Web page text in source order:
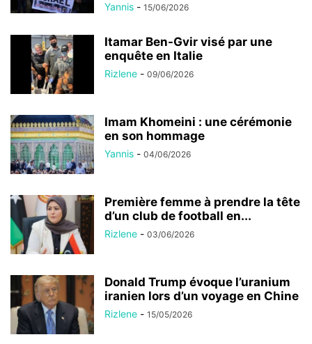
Yannis - 15/06/2026
Itamar Ben-Gvir visé par une
enquête en Italie
Rizlene - 09/06/2026
Imam Khomeini : une cérémonie
en son hommage
Yannis - 04/06/2026
Première femme à prendre la tête
d’un club de football en...
Rizlene - 03/06/2026
Donald Trump évoque l’uranium
iranien lors d’un voyage en Chine
Rizlene - 15/05/2026